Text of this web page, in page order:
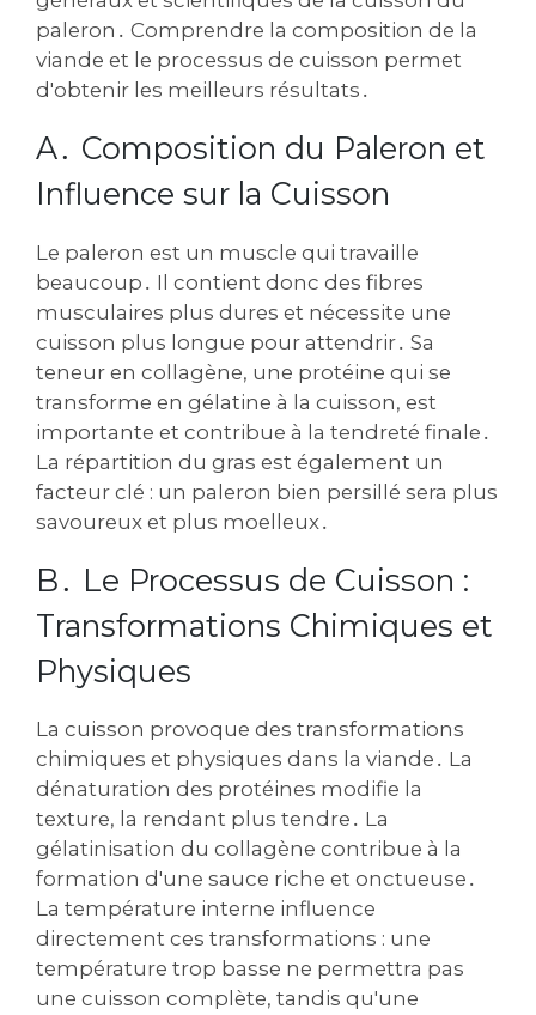
paleron․ Comprendre la composition de la
viande et le processus de cuisson permet
d'obtenir les meilleurs résultats․
A․ Composition du Paleron et
Influence sur la Cuisson
Le paleron est un muscle qui travaille
beaucoup․ Il contient donc des fibres
musculaires plus dures et nécessite une
cuisson plus longue pour attendrir․ Sa
teneur en collagène‚ une protéine qui se
transforme en gélatine à la cuisson‚ est
importante et contribue à la tendreté finale․
La répartition du gras est également un
facteur clé : un paleron bien persillé sera plus
savoureux et plus moelleux․
B․ Le Processus de Cuisson :
Transformations Chimiques et
Physiques
La cuisson provoque des transformations
chimiques et physiques dans la viande․ La
dénaturation des protéines modifie la
texture‚ la rendant plus tendre․ La
gélatinisation du collagène contribue à la
formation d'une sauce riche et onctueuse․
La température interne influence
directement ces transformations : une
température trop basse ne permettra pas
une cuisson complète‚ tandis qu'une